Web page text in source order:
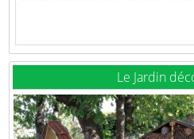
Le Jardin